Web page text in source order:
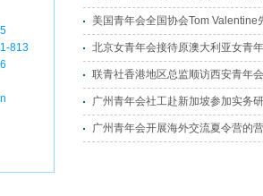
813
美国青年会全国协会Tom Valentine
北京女青年会接待原澳大利亚女青
联青社香港地区总监顺访西安青年会
广州青年会社工赴新加坡参加实务
广州青年会开展海外交流夏令营的